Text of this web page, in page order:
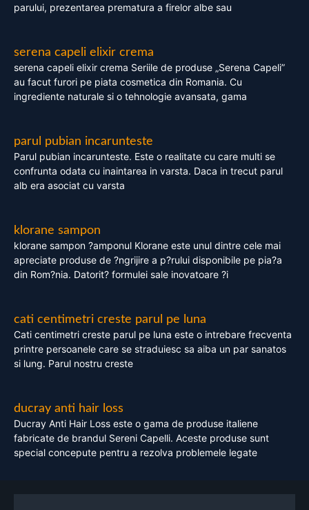
parului, prezentarea prematura a firelor albe sau
serena capeli elixir crema
serena capeli elixir crema Seriile de produse „Serena Capeli”
au facut furori pe piata cosmetica din Romania. Cu
ingrediente naturale si o tehnologie avansata, gama
parul pubian incarunteste
Parul pubian incarunteste. Este o realitate cu care multi se
confrunta odata cu inaintarea in varsta. Daca in trecut parul
alb era asociat cu varsta
klorane sampon
klorane sampon ?amponul Klorane este unul dintre cele mai
apreciate produse de ?ngrijire a p?rului disponibile pe pia?a
din Rom?nia. Datorit? formulei sale inovatoare ?i
cati centimetri creste parul pe luna
Cati centimetri creste parul pe luna este o intrebare frecventa
printre persoanele care se straduiesc sa aiba un par sanatos
si lung. Parul nostru creste
ducray anti hair loss
Ducray Anti Hair Loss este o gama de produse italiene
fabricate de brandul Sereni Capelli. Aceste produse sunt
special concepute pentru a rezolva problemele legate